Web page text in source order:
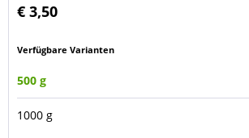
€ 3,50
Verfügbare Varianten
500 g
1000 g